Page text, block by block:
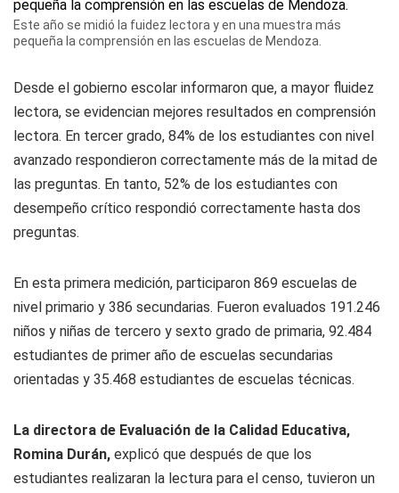
Este año se midió la fuidez lectora y en una muestra más
pequeña la comprensión en las escuelas de Mendoza.
Desde el gobierno escolar informaron que, a mayor fluidez
lectora, se evidencian mejores resultados en comprensión
lectora. En tercer grado, 84% de los estudiantes con nivel
avanzado respondieron correctamente más de la mitad de
las preguntas. En tanto, 52% de los estudiantes con
desempeño crítico respondió correctamente hasta dos
preguntas.
En esta primera medición, participaron 869 escuelas de
nivel primario y 386 secundarias. Fueron evaluados 191.246
niños y niñas de tercero y sexto grado de primaria, 92.484
estudiantes de primer año de escuelas secundarias
orientadas y 35.468 estudiantes de escuelas técnicas.
La directora de Evaluación de la Calidad Educativa,
Romina Durán, explicó que después de que los
estudiantes realizaran la lectura para el censo, tuvieron un